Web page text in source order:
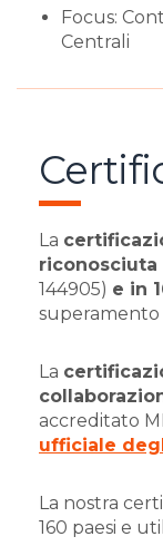
Focus:
Centrali
La
riconosciuta
144905) e in
superamento
La
accreditato
ufficiale
La nostra
160 paesi e